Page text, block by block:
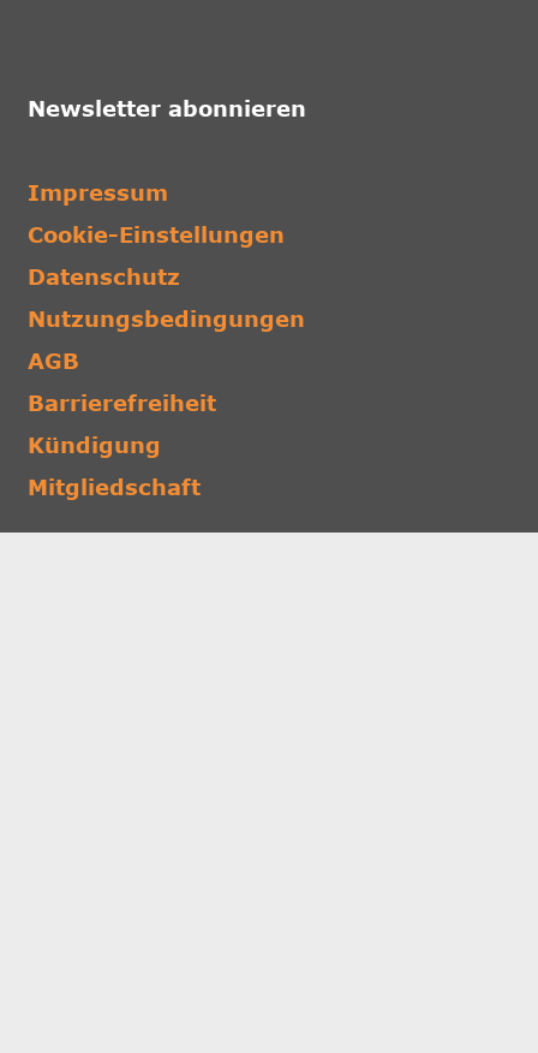
Newsletter abonnieren
Impressum
Cookie-Einstellungen
Datenschutz
Nutzungsbedingungen
AGB
Barrierefreiheit
Kündigung
Mitgliedschaft